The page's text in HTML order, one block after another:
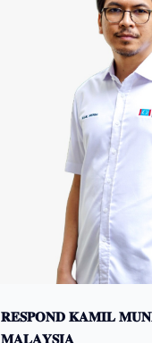
𝐑𝐄𝐒𝐏𝐎𝐍𝐃 𝐊𝐀𝐌𝐈𝐋
𝐌𝐀𝐋𝐀𝐘𝐒𝐈𝐀